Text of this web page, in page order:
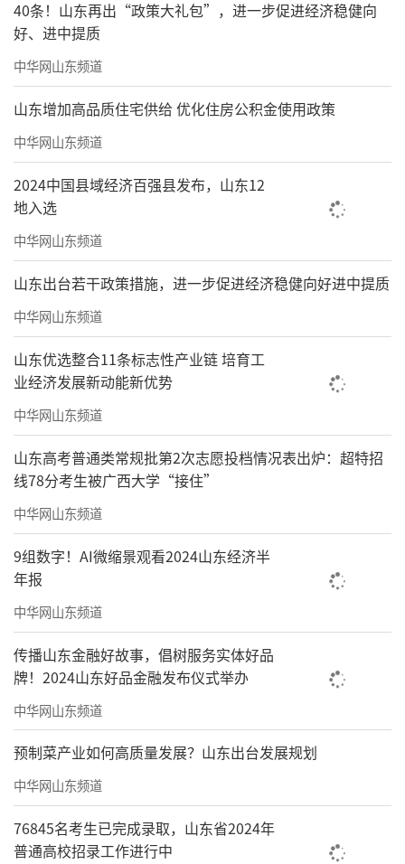
40条！山东再出“政策大礼包”，进一步促进经济稳健向
好、进中提质
中华网山东频道
山东增加高品质住宅供给 优化住房公积金使用政策
中华网山东频道
2024中国县域经济百强县发布，山东12
地入选
中华网山东频道
山东出台若干政策措施，进一步促进经济稳健向好进中提质
中华网山东频道
山东优选整合11条标志性产业链 培育工
业经济发展新动能新优势
中华网山东频道
山东高考普通类常规批第2次志愿投档情况表出炉：超特招
线78分考生被广西大学“接住”
中华网山东频道
9组数字！AI微缩景观看2024山东经济半
年报
中华网山东频道
传播山东金融好故事，倡树服务实体好品
牌！2024山东好品金融发布仪式举办
中华网山东频道
预制菜产业如何高质量发展？山东出台发展规划
中华网山东频道
76845名考生已完成录取，山东省2024年
普通高校招录工作进行中